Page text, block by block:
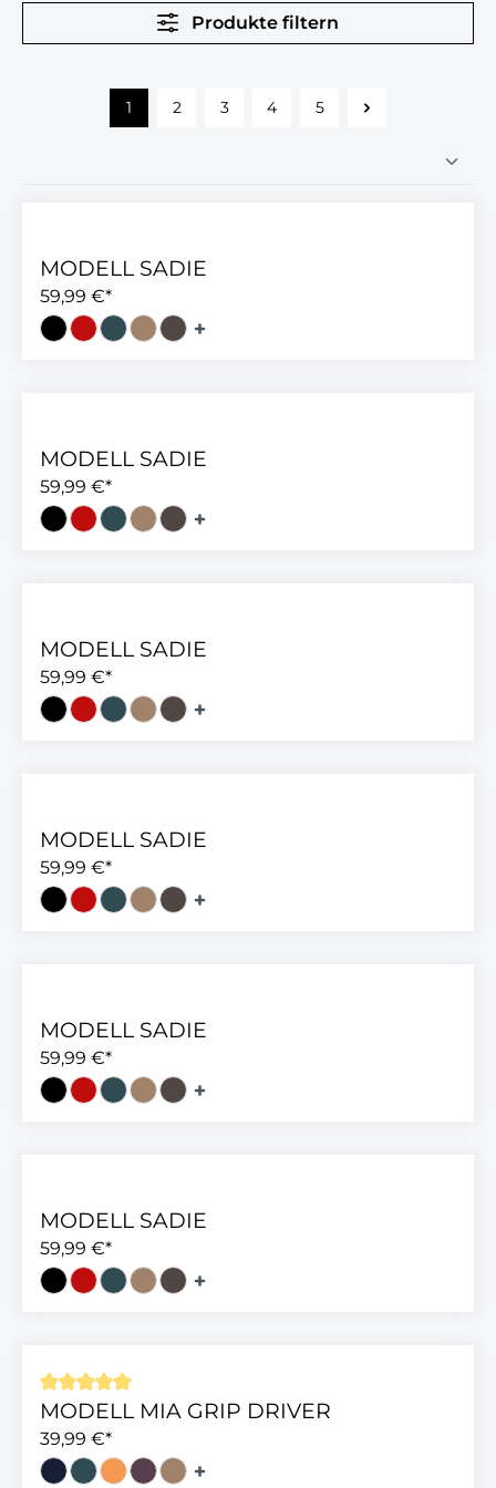
Produkte filtern
1 2 3 4 5
MODELL SADIE
59,99 €*
MODELL SADIE
59,99 €*
MODELL SADIE
59,99 €*
MODELL SADIE
59,99 €*
MODELL SADIE
59,99 €*
MODELL SADIE
59,99 €*
Durchschnittliche Bewertung von 5 von 5
MODELL MIA GRIP DRIVER
39,99 €*